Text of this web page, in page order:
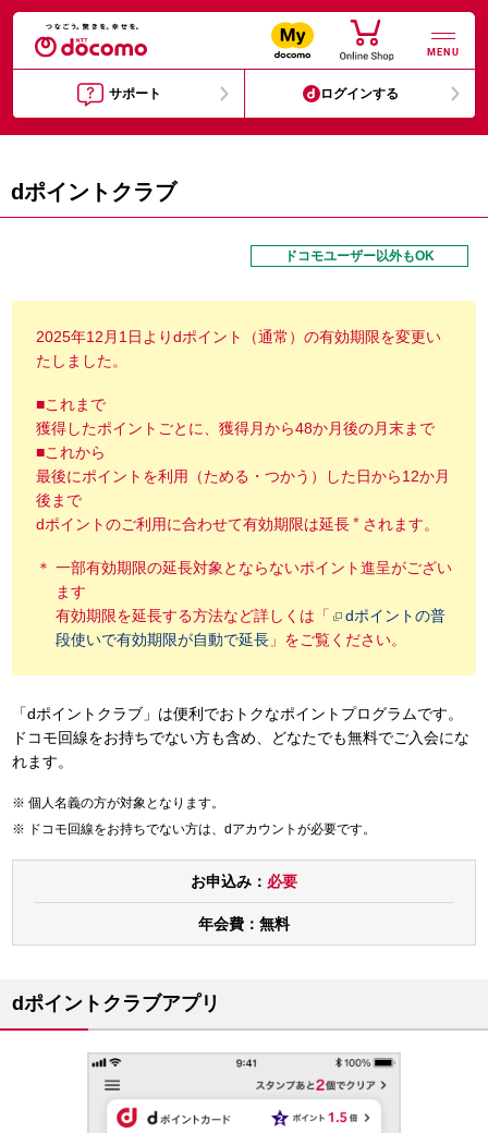
MENU
サポート ログインする
dポイントクラブ
ドコモユーザー以外もOK
2025年12月1日よりdポイント（通常）の有効期限を変更い
たしました。
■これまで
獲得したポイントごとに、獲得月から48か月後の月末まで
■これから
最後にポイントを利用（ためる・つかう）した日から12か月
後まで
dポイントのご利用に合わせて有効期限は延長 ＊ されます。
一部有効期限の延長対象とならないポイント進呈がござい
ます
有効期限を延長する方法など詳しくは「
dポイントの普
段使いで有効期限が自動で延長」をご覧ください。
「dポイントクラブ」は便利でおトクなポイントプログラムです。
ドコモ回線をお持ちでない方も含め、どなたでも無料でご入会にな
れます。
個人名義の方が対象となります。
ドコモ回線をお持ちでない方は、dアカウントが必要です。
お申込み： 必要
年会費： 無料
dポイントクラブアプリ